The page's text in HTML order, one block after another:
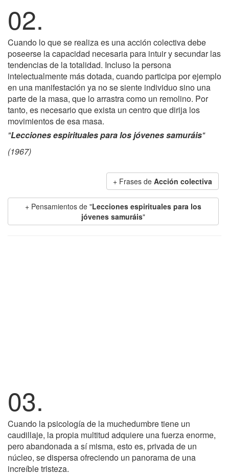
02.
Cuando lo que se realiza es una acción colectiva debe
poseerse la capacidad necesaria para intuir y secundar las
tendencias de la totalidad. Incluso la persona
intelectualmente más dotada, cuando participa por ejemplo
en una manifestación ya no se siente individuo sino una
parte de la masa, que lo arrastra como un remolino. Por
tanto, es necesario que exista un centro que dirija los
movimientos de esa masa.
"Lecciones espirituales para los jóvenes samuráis"
(1967)
+ Frases de Acción colectiva
+ Pensamientos de "Lecciones espirituales para los
jóvenes samuráis"
03.
Cuando la psicología de la muchedumbre tiene un
caudillaje, la propia multitud adquiere una fuerza enorme,
pero abandonada a sí misma, esto es, privada de un
núcleo, se dispersa ofreciendo un panorama de una
increíble tristeza.